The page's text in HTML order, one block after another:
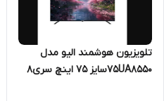
تلویزیون هوشمند الیو مدل
75UA8550سایز 75 اینچ سری۸